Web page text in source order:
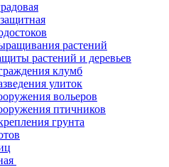
растений
растений и деревьев
клумб
улиток
вольеров
птичников
грунта